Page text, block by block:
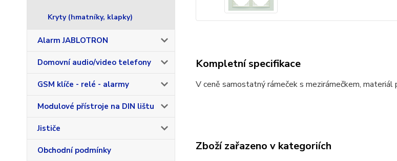
Kryty (hmatníky, klapky)
Alarm JABLOTRON
Domovní audio/video telefony
GSM klíče - relé - alarmy
Modulové přístroje na DIN lištu
Jističe
Obchodní podmínky
Kompletní specifikace
V ceně samostatný rámeček s mezirámečkem,
Zboží zařazeno v kategoriích